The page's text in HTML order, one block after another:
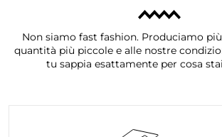
Non siamo fast fashion. Produciamo
quantità più piccole e alle nostre
tu sappia esattamente per cosa